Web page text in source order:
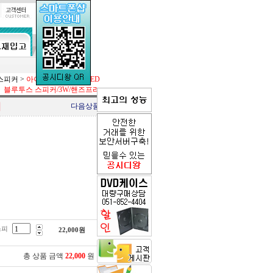
피커 > 아이노트 BT-S35L LED
블루투스 스피커/3W/핸즈프리
다음상품
22,000원
총 상품 금액 22,000 원